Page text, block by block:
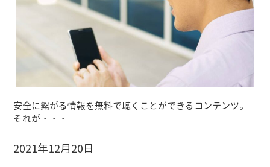
安全に繋がる情報を無料で聴くことができるコンテンツ。
それが・・・
2021年12月20日